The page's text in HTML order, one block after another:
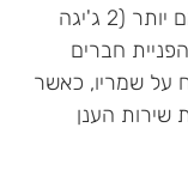
פופולארית המציעה נפח אחסון מצומצמם יותר (2 ג'יגה
חברים
על שמריו, כאשר
את שירות הענן